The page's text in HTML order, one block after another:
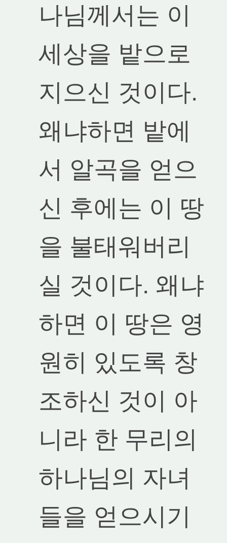
나님께서는 이
세상을 밭으로
지으신 것이다.
왜냐하면 밭에
서 알곡을 얻으
신 후에는 이 땅
을 불태워버리
실 것이다. 왜냐
하면 이 땅은 영
원히 있도록 창
조하신 것이 아
니라 한 무리의
하나님의 자녀
들을 얻으시기